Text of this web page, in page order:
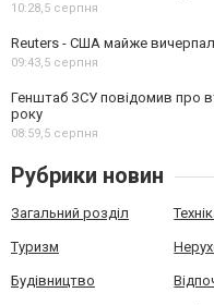
10:28,5 серпня
Reuters - США майже
09:43,5 серпня
Генштаб ЗСУ повідомив про
року
08:59,5 серпня
Рубрики новин
Загальний розділ
Туризм
Будівництво